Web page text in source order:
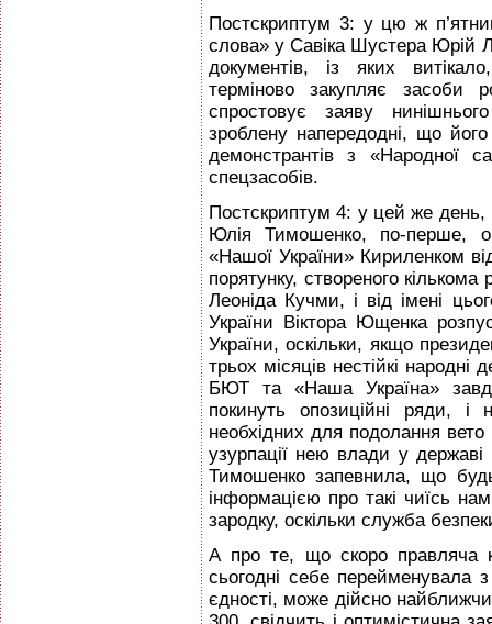
Постскриптум 3: у цю ж
слова» у Савіка Шустера Юрій
документів, із яких
терміново закупляє засоби
спростовує заяву
зроблену напередодні, що
демонстрантів з «Народної
спецзасобів.
Постскриптум 4: у цей же день,
Юлія Тимошенко, по-перше,
«Нашої України» Кириленком
порятунку, створеного
Леоніда Кучми, і від імені
України Віктора Ющенка
України, оскільки, якщо
трьох місяців нестійкі народні
БЮТ та «Наша Україна»
покинуть опозиційні ряди, і
необхідних для подолання
узурпації нею влади у державі
Тимошенко запевнила, що
інформацією про такі чиїсь
зародку, оскільки служба
А про те, що скоро правляча
сьогодні себе перейменувала з
єдності, може дійсно